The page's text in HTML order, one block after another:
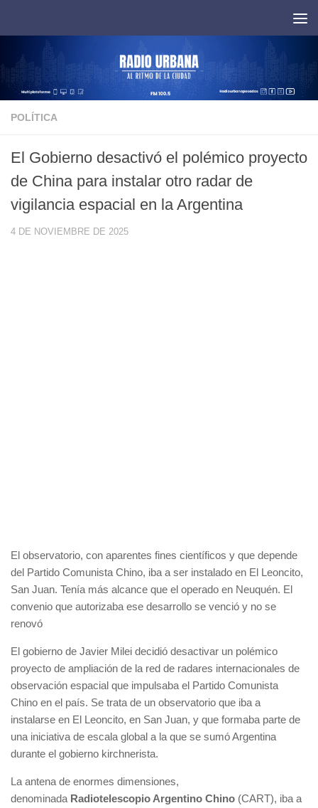
POLÍTICA
El Gobierno desactivó el polémico proyecto
de China para instalar otro radar de
vigilancia espacial en la Argentina
4 DE NOVIEMBRE DE 2025
El observatorio, con aparentes fines científicos y que depende
del Partido Comunista Chino, iba a ser instalado en El Leoncito,
San Juan. Tenía más alcance que el operado en Neuquén. El
convenio que autorizaba ese desarrollo se venció y no se
renovó
El gobierno de Javier Milei decidió desactivar un polémico
proyecto de ampliación de la red de radares internacionales de
observación espacial que impulsaba el Partido Comunista
Chino en el país. Se trata de un observatorio que iba a
instalarse en El Leoncito, en San Juan, y que formaba parte de
una iniciativa de escala global a la que se sumó Argentina
durante el gobierno kirchnerista.
La antena de enormes dimensiones,
denominada Radiotelescopio Argentino Chino (CART), iba a